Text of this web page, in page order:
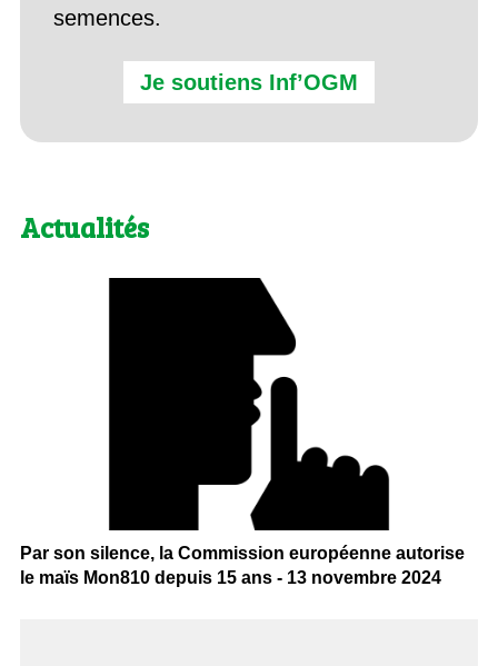
semences.
Je soutiens Inf’OGM
Actualités
Par son silence, la Commission européenne autorise
le maïs Mon810 depuis 15 ans - 13 novembre 2024